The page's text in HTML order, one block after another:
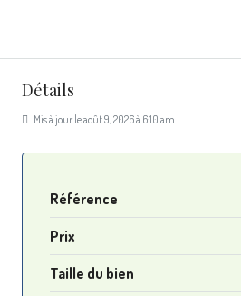
Détails
Mis à jour le août 9, 2026 à 6:10 am
Référence
Prix
Taille du bien